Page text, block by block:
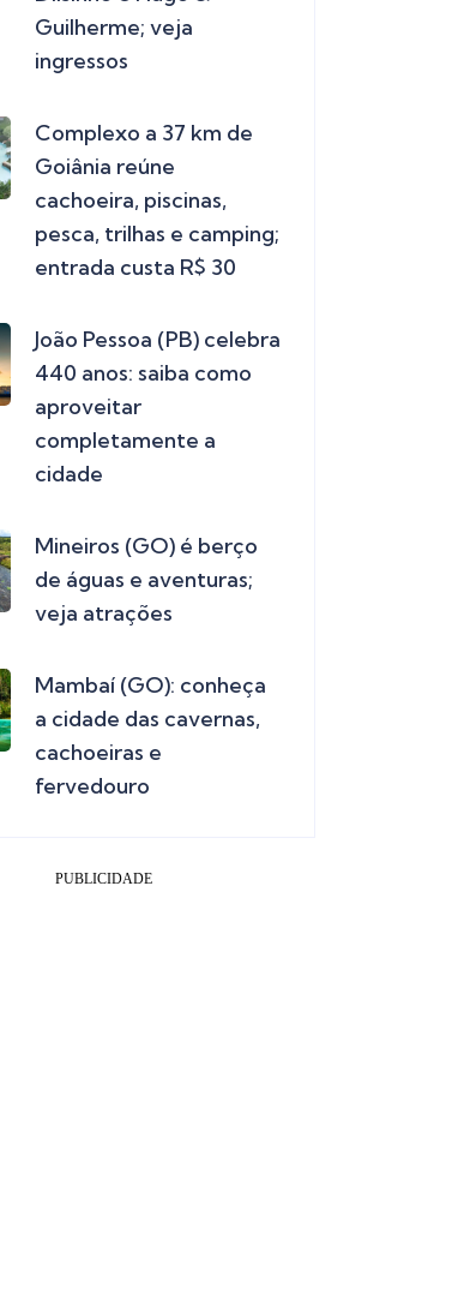
Guilherme; veja
ingressos
Complexo a 37 km de
Goiânia reúne
cachoeira, piscinas,
pesca, trilhas e camping;
entrada custa R$ 30
João Pessoa (PB) celebra
440 anos: saiba como
aproveitar
completamente a
cidade
Mineiros (GO) é berço
de águas e aventuras;
veja atrações
Mambaí (GO): conheça
a cidade das cavernas,
cachoeiras e
fervedouro